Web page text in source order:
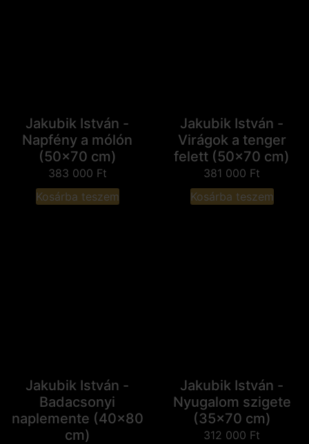
Jakubik István -
Napfény a mólón
(50x70 cm)
383 000 Ft
Kosárba teszem
Jakubik István -
Virágok a tenger
felett (50x70 cm)
381 000 Ft
Kosárba teszem
Jakubik István -
Badacsonyi
naplemente (40x80
cm)
Jakubik István -
Nyugalom szigete
(35x70 cm)
312 000 Ft